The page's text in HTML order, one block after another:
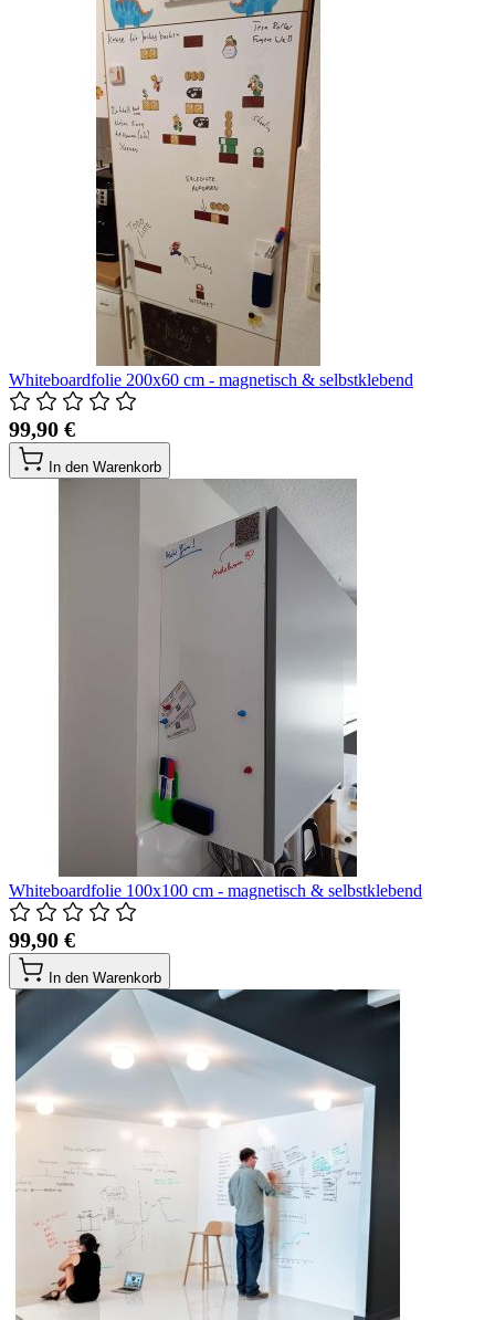
Whiteboardfolie 200x60 cm - magnetisch & selbstklebend
99,90 €
In den Warenkorb
Whiteboardfolie 100x100 cm - magnetisch & selbstklebend
99,90 €
In den Warenkorb